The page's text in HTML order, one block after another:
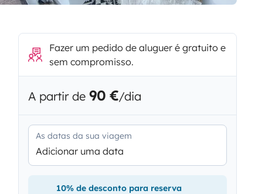
Fazer um pedido de aluguer é gratuito e
sem compromisso.
A partir de 90 €/dia
As datas da sua viagem
Adicionar uma data
10% de desconto para reserva